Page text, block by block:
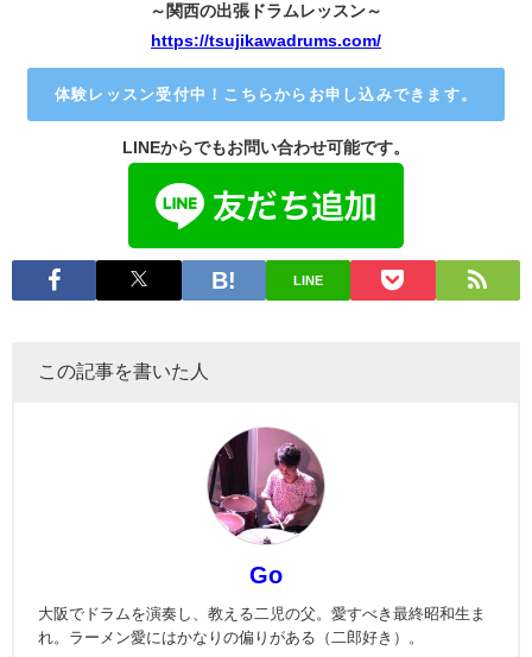
～関西の出張ドラムレッスン～
https://tsujikawadrums.com/
体験レッスン受付中！こちらからお申し込みできます。
LINEからでもお問い合わせ可能です。
LINE
この記事を書いた人
Go
大阪でドラムを演奏し、教える二児の父。愛すべき最終昭和生ま
れ。ラーメン愛にはかなりの偏りがある（二郎好き）。